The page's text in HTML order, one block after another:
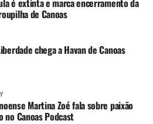
de Canoas
chega a Havan de Canoas
Martina Zoé fala sobre paixão
no Canoas Podcast